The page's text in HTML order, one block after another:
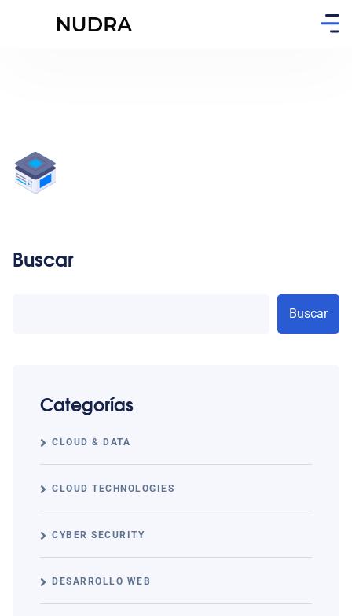
Buscar
Buscar
Categorías
CLOUD & DATA
CLOUD TECHNOLOGIES
CYBER SECURITY
DESARROLLO WEB